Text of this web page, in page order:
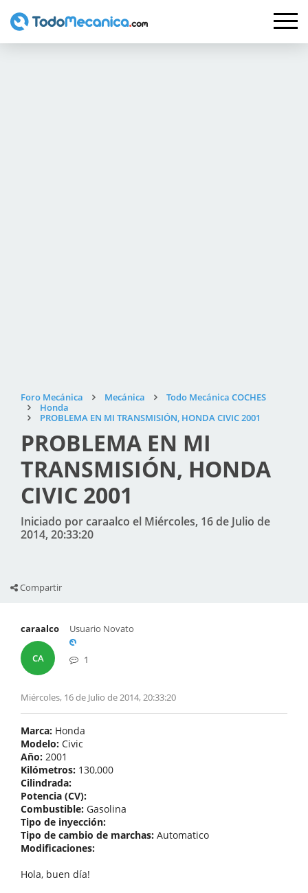
Foro Mecánica Mecánica
Todo Mecánica COCHES
Honda
PROBLEMA EN MI TRANSMISIÓN, HONDA CIVIC 2001
PROBLEMA EN MI
TRANSMISIÓN, HONDA
CIVIC 2001
Iniciado por caraalco el Miércoles, 16 de Julio de
2014, 20:33:20
Compartir
caraalco
CA
Usuario Novato
1
Miércoles, 16 de Julio de 2014, 20:33:20
Marca: Honda
Modelo: Civic
Año: 2001
Kilómetros: 130,000
Cilindrada:
Potencia (CV):
Combustible: Gasolina
Tipo de inyección:
Tipo de cambio de marchas: Automatico
Modificaciones:
Hola, buen día!